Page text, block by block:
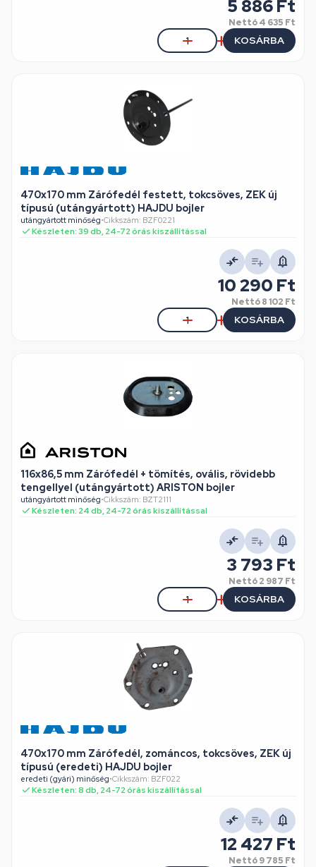
5 886 Ft
Nettó4 635 Ft
KOSÁRBA
470x170 mm Zárófedél festett, tokcsöves, ZEK új
típusú (utángyártott) HAJDU bojler
utángyártott minőség•Cikkszám: BZF0221
Készleten: 39 db, 24-72 órás kiszállítással
10 290 Ft
Nettó8 102 Ft
KOSÁRBA
116x86,5 mm Zárófedél + tömítés, ovális, rövidebb
tengellyel (utángyártott) ARISTON bojler
utángyártott minőség•Cikkszám: BZT2111
Készleten: 24 db, 24-72 órás kiszállítással
3 793 Ft
Nettó2 987 Ft
KOSÁRBA
470x170 mm Zárófedél, zománcos, tokcsöves, ZEK új
típusú (eredeti) HAJDU bojler
eredeti (gyári) minőség•Cikkszám: BZF022
Készleten: 8 db, 24-72 órás kiszállítással
12 427 Ft
Nettó9 785 Ft